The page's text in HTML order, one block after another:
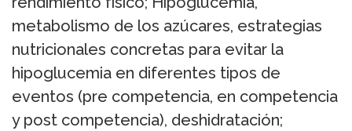
metabolismo de los azúcares, estrategias
nutricionales concretas para evitar la
hipoglucemia en diferentes tipos de
eventos (pre competencia, en competencia
y post competencia), deshidratación;